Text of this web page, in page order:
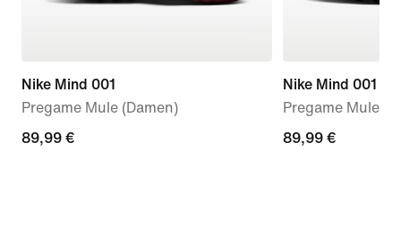
Nike Mind 001
Pregame Mule (Damen)
89,99 €
89,99 €
Nike Mind 001
Pregame Mules
89,99 €
89,99 €